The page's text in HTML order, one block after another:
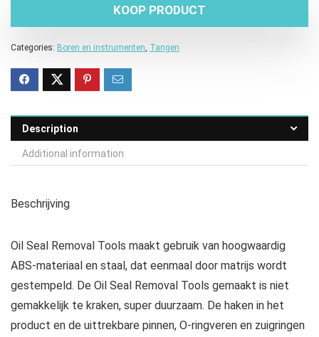
KOOP PRODUCT
Categories: Boren en instrumenten Tangen
Description
Additional information
Beschrijving
Oil Seal Removal Tools maakt gebruik van hoogwaardig
ABS-materiaal en staal, dat eenmaal door matrijs wordt
gestempeld. De Oil Seal Removal Tools gemaakt is niet
gemakkelijk te kraken, super duurzaam. De haken in het
product en de uittrekbare pinnen, O-ringveren en zuigringen